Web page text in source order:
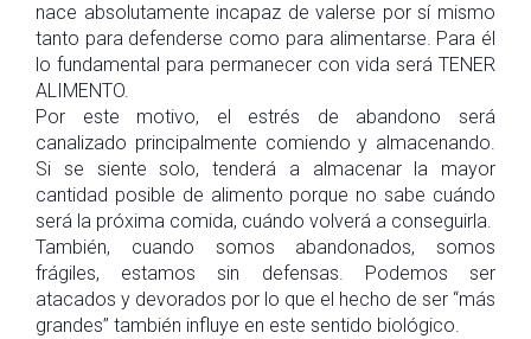
nace absolutamente incapaz de valerse por sí mismo
tanto para defenderse como para alimentarse. Para él
lo fundamental para permanecer con vida será TENER
ALIMENTO.
Por este motivo, el estrés de abandono será
canalizado principalmente comiendo y almacenando.
Si se siente solo, tenderá a almacenar la mayor
cantidad posible de alimento porque no sabe cuándo
será la próxima comida, cuándo volverá a conseguirla.
También, cuando somos abandonados, somos
frágiles, estamos sin defensas. Podemos ser
atacados y devorados por lo que el hecho de ser “más
grandes” también influye en este sentido biológico.